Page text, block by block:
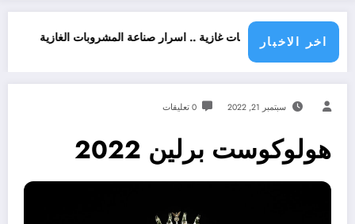
اخر الاخبار
من مشروبات غازية .. اسرار صناعة المشروبات الغازية قانون المشروبات و
سبتمبر 21, 2022 0 تعليقات
هولوكوست برلين 2022